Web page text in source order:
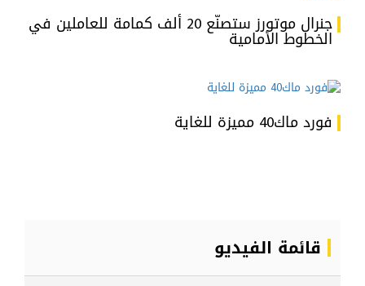
جنرال موتورز ستصنّع 20 ألف كمامة للعاملين في
الخطوط الأمامية
فورد ماك40 مميزة للغاية
قائمة الفيديو